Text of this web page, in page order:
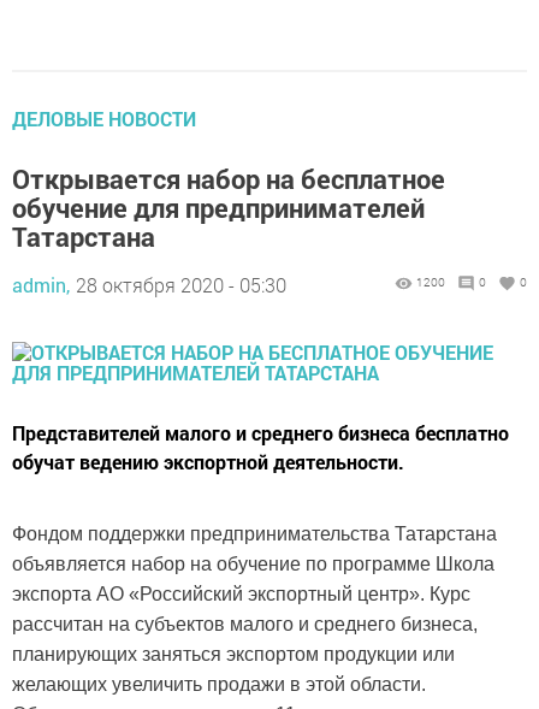
ДЕЛОВЫЕ НОВОСТИ
Открывается набор на бесплатное
обучение для предпринимателей
Татарстана
admin, 28 октября 2020 - 05:30 1200 0 0
Представителей малого и среднего бизнеса бесплатно
обучат ведению экспортной деятельности.
Фондом поддержки предпринимательства Татарстана
объявляется набор на обучение по программе Школа
экспорта АО «Российский экспортный центр». Курс
рассчитан на субъектов малого и среднего бизнеса,
планирующих заняться экспортом продукции или
желающих увеличить продажи в этой области.